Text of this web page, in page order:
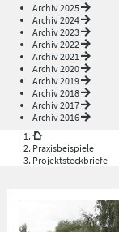
Archiv 2025
Archiv 2024
Archiv 2023
Archiv 2022
Archiv 2021
Archiv 2020
Archiv 2019
Archiv 2018
Archiv 2017
Archiv 2016
Praxisbeispiele
Projektsteckbriefe